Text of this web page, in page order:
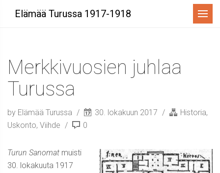
Elämää Turussa 1917-1918 Menu
Merkkivuosien juhlaa
Turussa
by Elämää Turussa 30. lokakuun 2017 Historia,
Uskonto, Viihde 0
Turun Sanomat muisti
30. lokakuuta 1917